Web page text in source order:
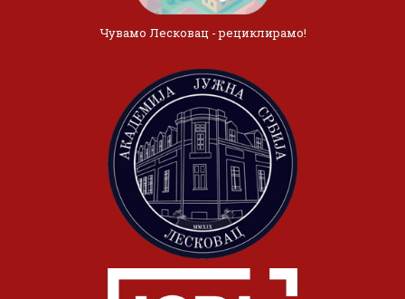
Чувамо Лесковац - рециклирамо!